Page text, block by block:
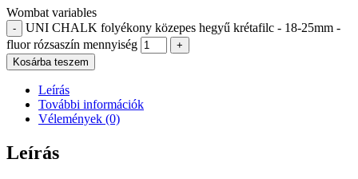
Wombat variables
-
UNI CHALK folyékony közepes hegyű krétafilc - 18-25mm -
fluor rózsaszín mennyiség
+
Kosárba teszem
Leírás
További információk
Vélemények (0)
Leírás